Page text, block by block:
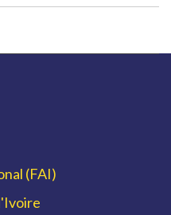
(FAI)